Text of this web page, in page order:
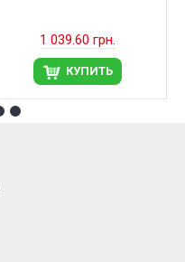
1 039.60 грн.
КУПИТЬ